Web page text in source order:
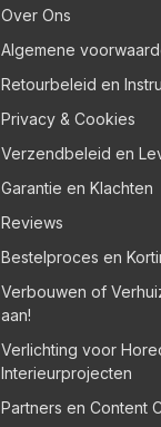
Over Ons
Algemene
Retourbeleid en
Privacy & Cookies
Verzendbeleid en
Garantie en Klachten
Reviews
Bestelproces en
Verbouwen of
aan!
Verlichting voor
Interieurprojecten
Partners en Content